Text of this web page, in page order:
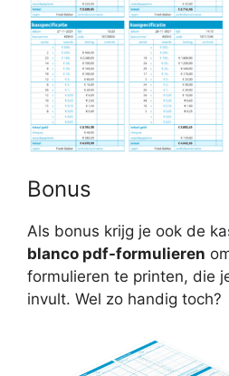
Bonus
Als bonus krijg je ook de
blanco pdf-formulieren
formulieren te printen, die
invult. Wel zo handig toch?